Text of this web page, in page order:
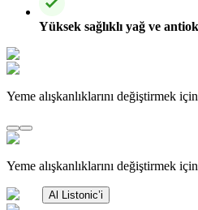
Yüksek sağlıklı yağ ve
Yeme alışkanlıklarını değiştirmek
Yeme alışkanlıklarını değiştirmek
Al Listonic’i